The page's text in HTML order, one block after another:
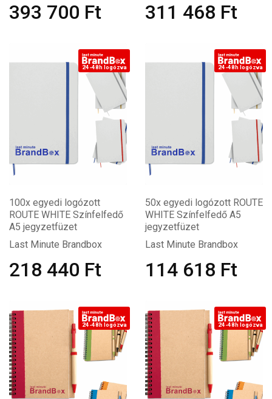
393 700 Ft 311 468 Ft
24-48h logózva
100x egyedi logózott
ROUTE WHITE Színfelfedő
A5 jegyzetfüzet
Last Minute Brandbox
218 440 Ft
24-48h logózva
50x egyedi logózott ROUTE
WHITE Színfelfedő A5
jegyzetfüzet
Last Minute Brandbox
114 618 Ft
24-48h logózva 24-48h logózva